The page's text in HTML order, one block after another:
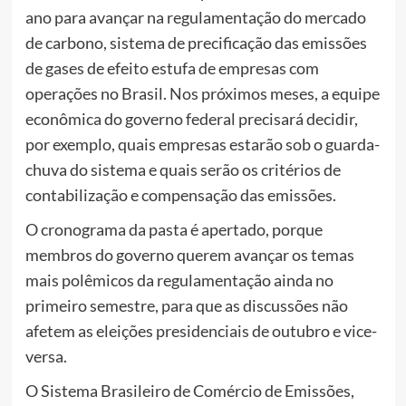
ano para avançar na regulamentação do mercado
de carbono, sistema de precificação das emissões
de gases de efeito estufa de empresas com
operações no Brasil. Nos próximos meses, a equipe
econômica do governo federal precisará decidir,
por exemplo, quais empresas estarão sob o guarda-
chuva do sistema e quais serão os critérios de
contabilização e compensação das emissões.
O cronograma da pasta é apertado, porque
membros do governo querem avançar os temas
mais polêmicos da regulamentação ainda no
primeiro semestre, para que as discussões não
afetem as eleições presidenciais de outubro e vice-
versa.
O Sistema Brasileiro de Comércio de Emissões,